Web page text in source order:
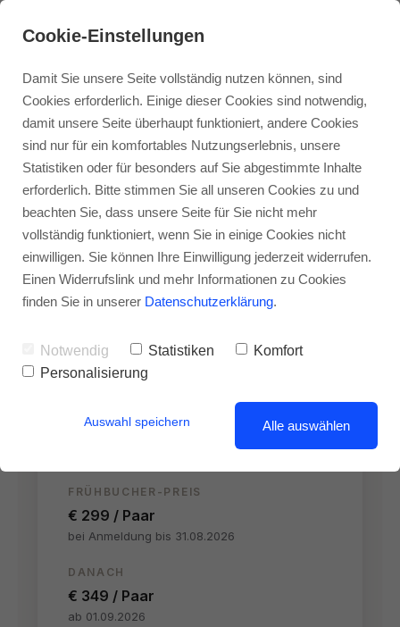
Einzelberatung /- Therapie
Paartherapie
Familientherapie
Businesscoaching
PAAR-WORKSHOP · MIT TOMKE WEIHRAUCH
Connect statt Konflikt
Ein Tag für euch als Paar: Wie Kommunikation so
gelingen kann, dass sie eure Verbindung stärkt –
selbst in herausfordernden Situationen. Mit
fundiertem Basiswissen, Reflexion eurer Muster
FRÜHBUCHER-PREIS
€ 299 / Paar
bei Anmeldung bis 31.08.2026
DANACH
€ 349 / Paar
ab 01.09.2026
Cookie-Einstellungen
Damit Sie unsere Seite vollständig nutzen können, sind
Cookies erforderlich. Einige dieser Cookies sind notwendig,
damit unsere Seite überhaupt funktioniert, andere Cookies
sind nur für ein komfortables Nutzungserlebnis, unsere
Statistiken oder für besonders auf Sie abgestimmte Inhalte
erforderlich. Bitte stimmen Sie all unseren Cookies zu und
beachten Sie, dass unsere Seite für Sie nicht mehr
vollständig funktioniert, wenn Sie in einige Cookies nicht
einwilligen. Sie können Ihre Einwilligung jederzeit widerrufen.
Einen Widerrufslink und mehr Informationen zu Cookies
finden Sie in unserer Datenschutzerklärung.
Notwendig Statistiken
Komfort
Personalisierung
Auswahl speichern Alle auswählen